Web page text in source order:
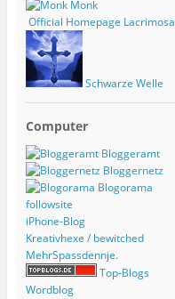
Monk
Official Homepage Lacrimosa
Schwarze Welle
Computer
Bloggeramt
Bloggernetz
Blogorama
followsite
iPhone-Blog
Kreativhexe / bewitched
MehrSpassdennje.
Top-Blogs
Wordblog